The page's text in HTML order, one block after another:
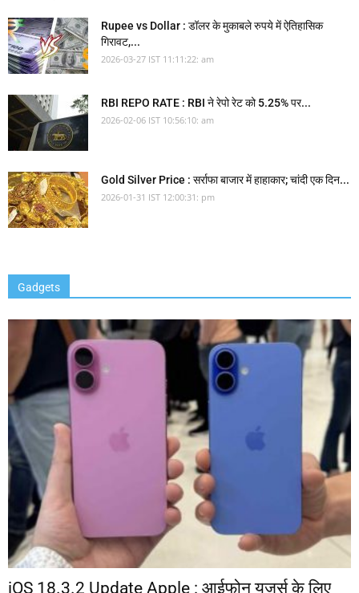
Rupee vs Dollar : डॉलर के मुकाबले रुपये में ऐतिहासिक
गिरावट,...
2026-03-27 IST 11:11:22: am
RBI REPO RATE : RBI ने रेपो रेट को 5.25% पर...
2026-02-06 IST 10:56:10: am
Gold Silver Price : सर्राफा बाजार में हाहाकार; चांदी एक दिन...
2026-01-31 IST 12:00:31: pm
Gadgets
iOS 18.3.2 Update Apple : आईफोन यूजर्स के लिए